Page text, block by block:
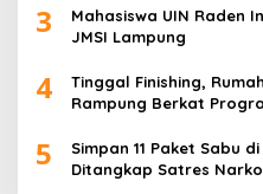
Desa
3
Mahasiswa UIN Raden
JMSI Lampung
4
Tinggal Finishing,
Rampung Berkat
5
Simpan 11 Paket Sabu
Ditangkap Satres